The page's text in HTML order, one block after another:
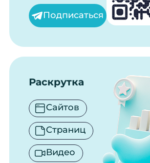
Подписаться
Раскрутка
Сайтов
Страниц
Видео